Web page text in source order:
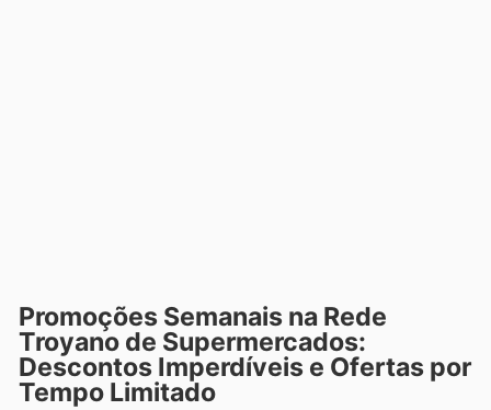
Promoções Semanais na Rede
Troyano de Supermercados:
Descontos Imperdíveis e Ofertas por
Tempo Limitado